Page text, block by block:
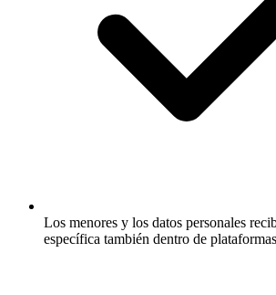
Los menores y los datos personales
específica también dentro de